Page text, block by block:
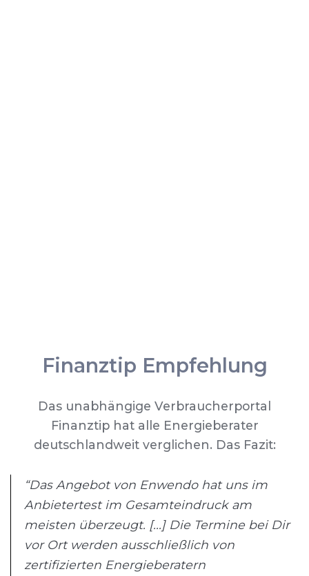
Finanztip Empfehlung
Das unabhängige Verbraucherportal
Finanztip hat alle Energieberater
deutschlandweit verglichen. Das Fazit:
“Das Angebot von Enwendo hat uns im
Anbietertest im Gesamteindruck am
meisten überzeugt. [...] Die Termine bei Dir
vor Ort werden ausschließlich von
zertifizierten Energieberatern